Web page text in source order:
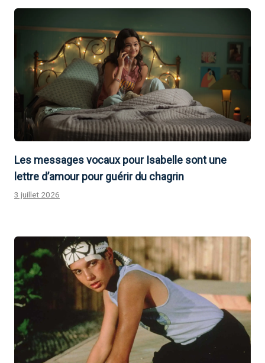
Les messages vocaux pour Isabelle sont une
lettre d’amour pour guérir du chagrin
3 juillet 2026